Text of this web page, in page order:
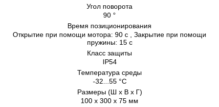
Угол поворота
90 °
Время позиционирования
Открытие при помощи мотора: 90 с , Закрытие при помощи
пружины: 15 с
Класс защиты
IP54
Температура среды
-32...55 °C
Размеры (Ш х В х Г)
100 x 300 x 75 мм